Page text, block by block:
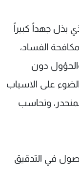
بذل جهداً كبيراً
الفساد،
دون
الضوء على الاسباب
وتحاسب
في التدقيق